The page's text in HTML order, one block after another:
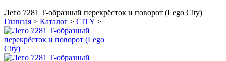
Лего 7281 Т-образный перекрёсток и поворот (Lego City)
Главная > Каталог > CITY >